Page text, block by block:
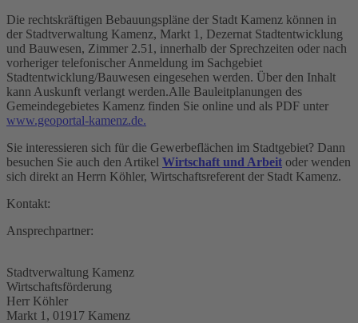
Die rechtskräftigen Bebauungspläne der Stadt Kamenz können in
der Stadtverwaltung Kamenz, Markt 1, Dezernat Stadtentwicklung
und Bauwesen, Zimmer 2.51, innerhalb der Sprechzeiten oder nach
vorheriger telefonischer Anmeldung im Sachgebiet
Stadtentwicklung/Bauwesen eingesehen werden. Über den Inhalt
kann Auskunft verlangt werden.Alle Bauleitplanungen des
Gemeindegebietes Kamenz finden Sie online und als PDF unter
www.geoportal-kamenz.de.
Sie interessieren sich für die Gewerbeflächen im Stadtgebiet? Dann
besuchen Sie auch den Artikel Wirtschaft und Arbeit oder wenden
sich direkt an Herrn Köhler, Wirtschaftsreferent der Stadt Kamenz.
Kontakt:
Ansprechpartner:
Stadtverwaltung Kamenz
Wirtschaftsförderung
Herr Köhler
Markt 1, 01917 Kamenz